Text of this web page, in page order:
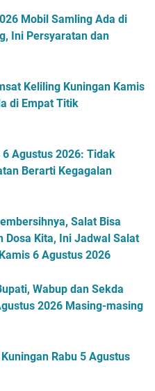
Mobil Samling Ada di
Ini Persyaratan dan
Keliling Kuningan Kamis
di Empat Titik
6 Agustus 2026: Tidak
Berarti Kegagalan
Salat Bisa
Dosa Kita, Ini Jadwal Salat
6 Agustus 2026
Wabup dan Sekda
2026 Masing-masing
Rabu 5 Agustus